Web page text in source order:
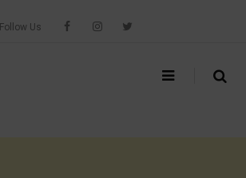
Follow Us